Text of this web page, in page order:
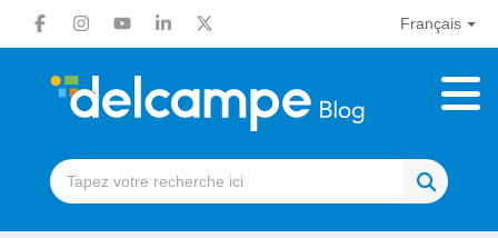
Français